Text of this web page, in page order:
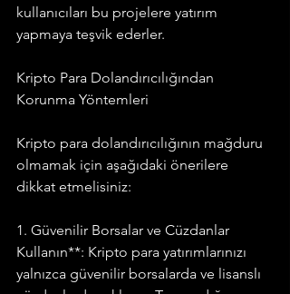
kullanıcıları bu projelere yatırım
yapmaya teşvik ederler.
Kripto Para Dolandırıcılığından
Korunma Yöntemleri
Kripto para dolandırıcılığının mağduru
olmamak için aşağıdaki önerilere
dikkat etmelisiniz:
1. Güvenilir Borsalar ve Cüzdanlar
Kullanın**: Kripto para yatırımlarınızı
yalnızca güvenilir borsalarda ve lisanslı